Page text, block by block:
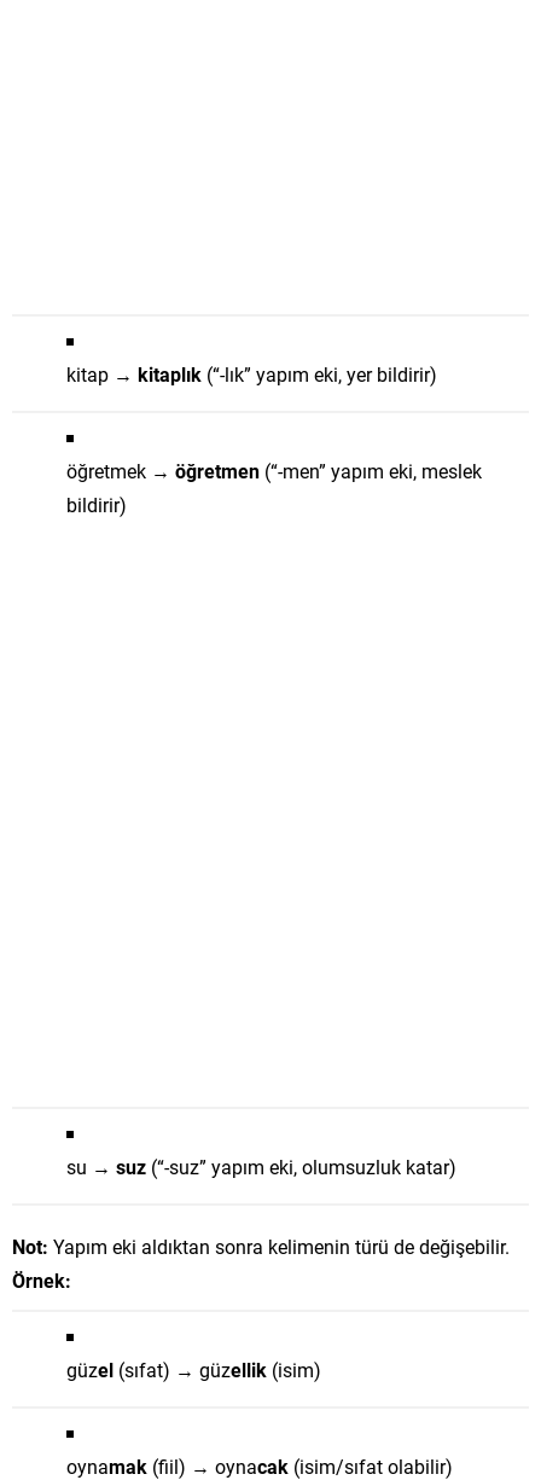
kitap → kitaplık (“-lık” yapım eki, yer bildirir)
öğretmek → öğretmen (“-men” yapım eki, meslek
bildirir)
su → suz (“-suz” yapım eki, olumsuzluk katar)
Not: Yapım eki aldıktan sonra kelimenin türü de değişebilir.
Örnek:
güzel (sıfat) → güzellik (isim)
oynamak (fiil) → oynacak (isim/sıfat olabilir)